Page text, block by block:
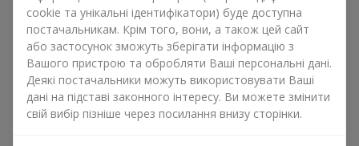
подарунка — простого, щирого і дуже теплого. Коли до
квітів додається плюшевий ведмедик, зайчик чи інший
персонаж, подарунок букет з іграшкою залишає більше
спогадів.
Букет з іграшкою пасує і як для
дівчаток молодшого віку
так ідля коханих жінок для колег по роботі
певних випадках. Такий подарунок букет з іграшкою
cookie та унікальні ідентифікатори) буде доступна
постачальникам. Крім того, вони, а також цей сайт
або застосунок зможуть зберігати інформацію з
Вашого пристрою та обробляти Ваші персональні дані.
Деякі постачальники можуть використовувати Ваші
дані на підставі законного інтересу. Ви можете змінити
свій вибір пізніше через посилання внизу сторінки.